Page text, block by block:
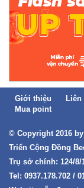
Giới thiệu Liên
Mua point
© Copyright 2016
Triển Cộng Đồng
Trụ sở chính: 124/8/
Tel: 0937.178.702 /